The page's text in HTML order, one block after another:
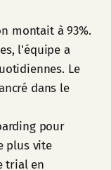
montait à 93%.
l'équipe a
Le
dans le
pour
plus vite
trial en